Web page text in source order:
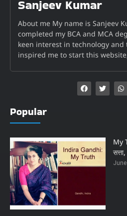
Sanjeev Kumar
About me My name is Sanjeev
completed my BCA and MCA
keen interest in technology
inspired me to start this
Popular
My